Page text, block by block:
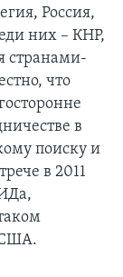
Россия,
них – КНР,
странами-
что
в
поиску и
в 2011
США.